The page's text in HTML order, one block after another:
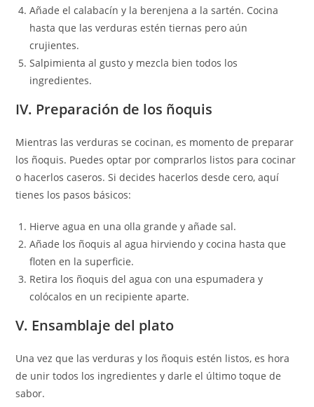
Añade el calabacín y la berenjena a la sartén. Cocina
hasta que las verduras estén tiernas pero aún
crujientes.
Salpimienta al gusto y mezcla bien todos los
ingredientes.
IV. Preparación de los ñoquis
Mientras las verduras se cocinan, es momento de preparar
los ñoquis. Puedes optar por comprarlos listos para cocinar
o hacerlos caseros. Si decides hacerlos desde cero, aquí
tienes los pasos básicos:
Hierve agua en una olla grande y añade sal.
Añade los ñoquis al agua hirviendo y cocina hasta que
floten en la superficie.
Retira los ñoquis del agua con una espumadera y
colócalos en un recipiente aparte.
V. Ensamblaje del plato
Una vez que las verduras y los ñoquis estén listos, es hora
de unir todos los ingredientes y darle el último toque de
sabor.